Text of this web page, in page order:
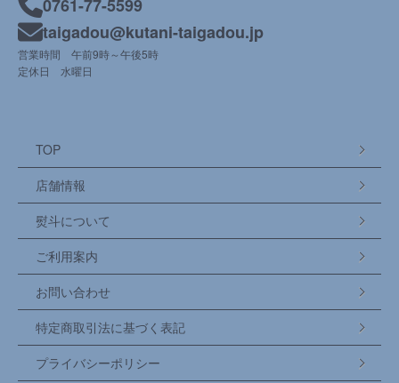
0761-77-5599
taigadou@kutani-taigadou.jp
営業時間 午前9時～午後5時
定休日 水曜日
TOP
店舗情報
熨斗について
ご利用案内
お問い合わせ
特定商取引法に基づく表記
プライバシーポリシー